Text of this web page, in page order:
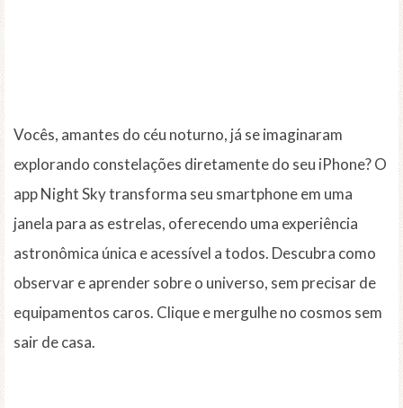
Vocês, amantes do céu noturno, já se imaginaram
explorando constelações diretamente do seu iPhone? O
app Night Sky transforma seu smartphone em uma
janela para as estrelas, oferecendo uma experiência
astronômica única e acessível a todos. Descubra como
observar e aprender sobre o universo, sem precisar de
equipamentos caros. Clique e mergulhe no cosmos sem
sair de casa.